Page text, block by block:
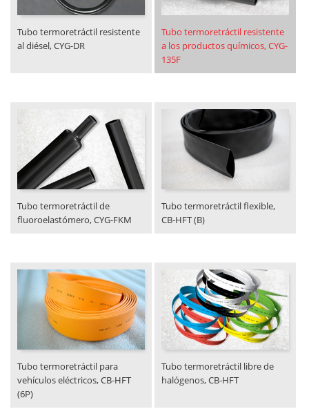
Tubo termoretráctil resistente
al diésel, CYG-DR
Tubo termoretráctil resistente
a los productos químicos, CYG-
135F
Tubo termoretráctil de
fluoroelastómero, CYG-FKM
Tubo termoretráctil flexible,
CB-HFT (B)
Tubo termoretráctil para
vehículos eléctricos, CB-HFT
(6P)
Tubo termoretráctil libre de
halógenos, CB-HFT